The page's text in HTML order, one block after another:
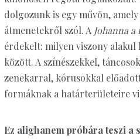
dolgozunk is egy művön,
átmenetekről szól. A Johanna a
érdekelt: milyen viszony
között. A színészekkel,
zenekarral, kórusokkal
formáknak a határterületeire
Ez alighanem próbára teszi a